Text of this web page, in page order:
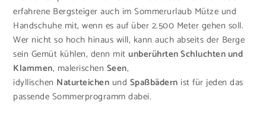
erfahrene Bergsteiger auch im Sommerurlaub Mütze und
Handschuhe mit, wenn es auf über 2.500 Meter gehen soll.
Wer nicht so hoch hinaus will, kann auch abseits der Berge
sein Gemüt kühlen, denn mitunberührten Schluchten und
Klammen, malerischen Seen,
idyllischen Naturteichen und Spaßbädern ist für jeden das
passende Sommerprogramm dabei.